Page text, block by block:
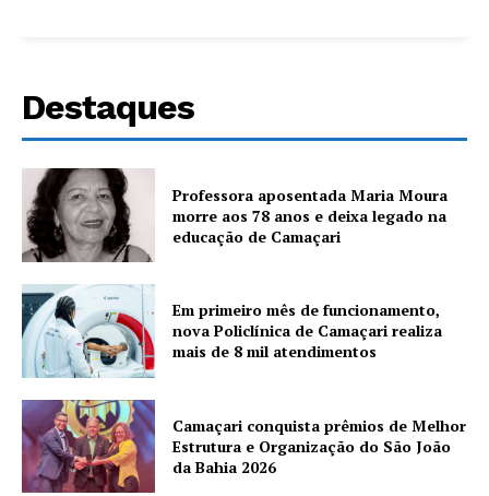
Destaques
Professora aposentada Maria Moura
morre aos 78 anos e deixa legado na
educação de Camaçari
Em primeiro mês de funcionamento,
nova Policlínica de Camaçari realiza
mais de 8 mil atendimentos
Camaçari conquista prêmios de Melhor
Estrutura e Organização do São João
da Bahia 2026